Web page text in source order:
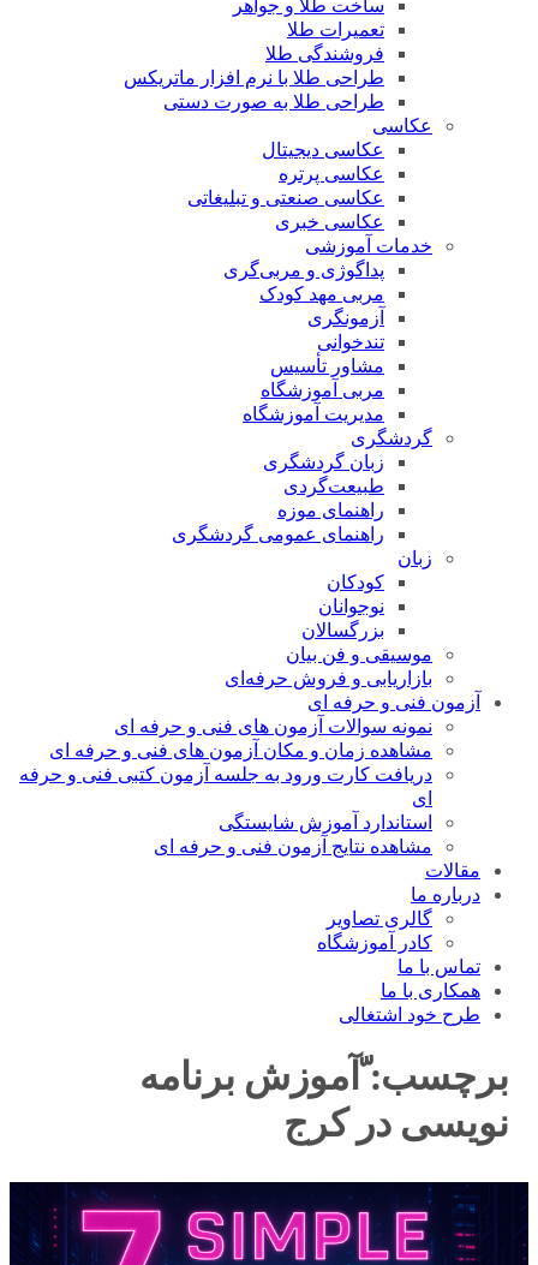
تعمیرات طلا
فروشندگی طلا
طراحی طلا با نرم افزار ماتریکس
طراحی طلا به صورت دستی
عکاسی
عکاسی دیجیتال
عکاسی پرتره
عکاسی صنعتی و تبلیغاتی
عکاسی خبری
خدمات آموزشی
پداگوژی و مربی‌گری
مربی مهد کودک
آزمونگری
تندخوانی
مشاور تأسیس
مربی آموزشگاه
مدیریت آموزشگاه
گردشگری
زبان گردشگری
طبیعت‌گردی
راهنمای موزه
راهنمای عمومی گردشگری
زبان
کودکان
نوجوانان
بزرگسالان
موسیقی و فن بیان
بازاریابی و فروش حرفه‌ای
آزمون فنی و حرفه ای
نمونه سوالات آزمون های فنی و حرفه ای
مشاهده زمان و مکان آزمون های فنی و حرفه ای
دریافت کارت ورود به جلسه آزمون کتبی فنی و حرفه
ای
استاندارد آموزش شایستگی
مشاهده نتایج آزمون فنی و حرفه ای
مقالات
درباره ما
گالری تصاویر
کادر آموزشگاه
تماس با ما
همکاری با ما
طرح خود اشتغالی
برچسب:ّآموزش برنامه
نویسی در کرج